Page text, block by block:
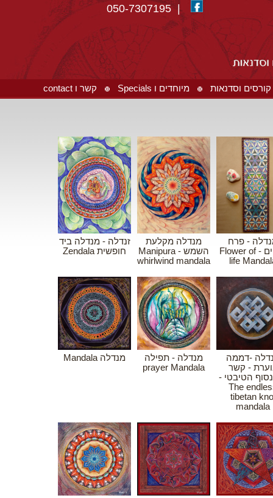
| 050-7307195
קורסים וסדנאות מיוחדים ו Specials קשר ו contact
- פרח
החיים - Flower of
life
מנדלה מקלעת
השמש - Manipura
whirlwind mandala
זנדלה - מנדלה ביד
חופשית Zendala
-דממה
- קשר
הטיבטי -
The
tibetan
mandala
מנדלה - תפילה
prayer Mandala
מנדלה Mandala